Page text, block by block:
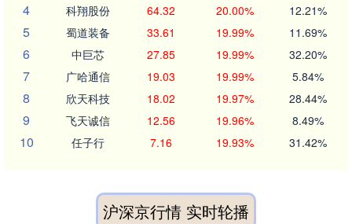
4 科翔股份 64.32 20.00% 12.21%
5 蜀道装备 33.61 19.99% 11.69%
6 中巨芯 27.85 19.99% 32.20%
7 广哈通信 19.03 19.99% 5.84%
8 欣天科技 18.02 19.97% 28.44%
9 飞天诚信 12.56 19.96% 8.49%
10 任子行 7.16 19.93% 31.42%
沪深京行情 实时轮播